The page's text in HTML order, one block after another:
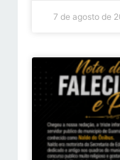
7 de agosto de